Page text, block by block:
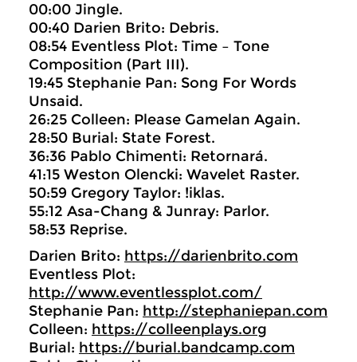
00:00 Jingle.
00:40 Darien Brito: Debris.
08:54 Eventless Plot: Time – Tone
Composition (Part III).
19:45 Stephanie Pan: Song For Words
Unsaid.
26:25 Colleen: Please Gamelan Again.
28:50 Burial: State Forest.
36:36 Pablo Chimenti: Retornará.
41:15 Weston Olencki: Wavelet Raster.
50:59 Gregory Taylor: !iklas.
55:12 Asa-Chang & Junray: Parlor.
58:53 Reprise.
Darien Brito: https://darienbrito.com
Eventless Plot:
http://www.eventlessplot.com/
Stephanie Pan: http://stephaniepan.com
Colleen: https://colleenplays.org
Burial: https://burial.bandcamp.com